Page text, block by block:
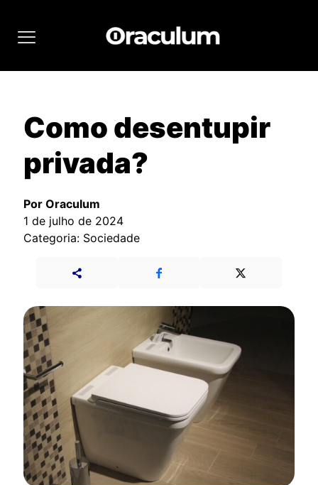
Como desentupir
privada?
Por Oraculum
1 de julho de 2024
Categoria: Sociedade